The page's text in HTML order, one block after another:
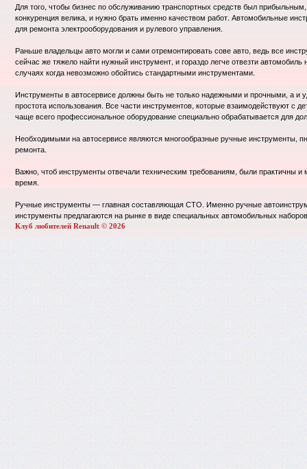
Для того, чтобы бизнес по обслуживанию транспортных средств был
конкуренция велика, и нужно брать именно качеством работ. Автомобильные
для ремонта электрооборудования и рулевого управления.
Раньше владельцы авто могли и сами отремонтировать сове авто, ведь все
сейчас же тяжело найти нужный инструмент, и гораздо легче отвезти
случаях когда невозможно обойтись стандартными инструментами.
Инструменты в автосервисе должны быть не только надежными и прочными, а и
простота использования. Все части инструментов, которые взаимодействуют
чаще всего профессиональное оборудование специально обрабатывается для
Необходимыми на автосервисе являются многообразные ручные инструменты,
ремонта.
Важно, чтоб инструменты отвечали техническим требованиям, были практичны
время.
Ручные инструменты — главная составляющая СТО. Именно ручные
инструменты предлагаются на рынке в виде специальных автомобильных
Клуб любителей Renault © 2026